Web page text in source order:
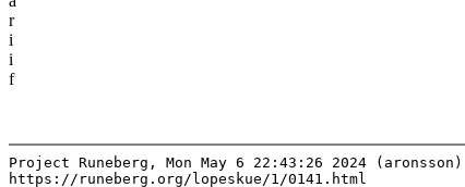
r
i
i
f
Project Runeberg, Mon May 6 22:43:26 2024 (aronsson)
https://runeberg.org/lopeskue/1/0141.html